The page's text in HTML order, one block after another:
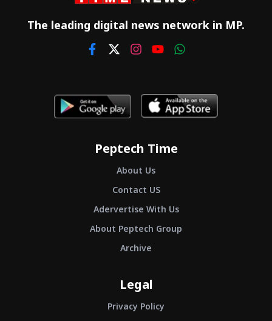
The leading digital news network in MP.
Peptech Time
About Us
Contact US
Adervertise With Us
About Peptech Group
Archive
Legal
Privacy Policy